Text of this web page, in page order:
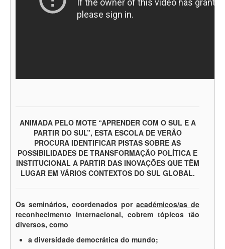
ANIMADA PELO MOTE “APRENDER COM O SUL E A
PARTIR DO SUL”, ESTA ESCOLA DE VERÃO
PROCURA IDENTIFICAR PISTAS SOBRE AS
POSSIBILIDADES DE TRANSFORMAÇÃO POLÍTICA E
INSTITUCIONAL A PARTIR DAS INOVAÇÕES QUE TÊM
LUGAR EM VÁRIOS CONTEXTOS DO SUL GLOBAL.
Os seminários, coordenados por académicos/as de
reconhecimento internacional, cobrem tópicos tão
diversos, como
a diversidade democrática do mundo;